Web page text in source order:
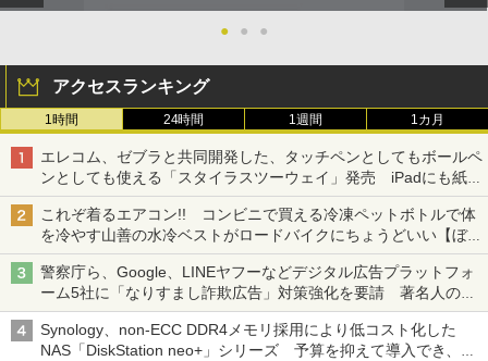
● ● ●
アクセスランキング
1時間 24時間 1週間 1カ月
エレコム、ゼブラと共同開発した、タッチペンとしてもボールペ
ンとしても使える「スタイラスツーウェイ」発売 iPadにも紙に
も、持ち替えずに書き込める
これぞ着るエアコン!! コンビニで買える冷凍ペットボトルで体
を冷やす山善の水冷ベストがロードバイクにちょうどいい【ぼっ
ち・ざ・ろーど！その14】【空いた時間でなにしてる？】
警察庁ら、Google、LINEヤフーなどデジタル広告プラットフォ
ーム5社に「なりすまし詐欺広告」対策強化を要請 著名人の写
真や映像を使った投資詐欺などへの対策として
Synology、non-ECC DDR4メモリ採用により低コスト化した
NAS「DiskStation neo+」シリーズ 予算を抑えて導入でき、